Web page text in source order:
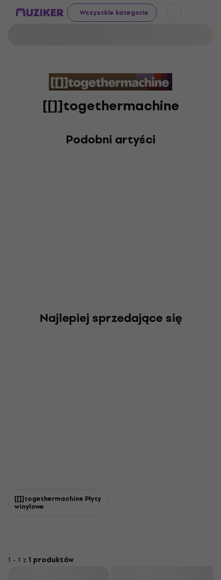
Wszystkie kategorie
[[]]togethermachine
Podobni artyści
Najlepiej sprzedające się
[[]]togethermachine Płyty
winylowe
1 - 1 z 1 produktów